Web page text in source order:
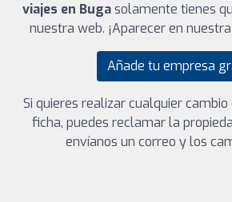
viajes en Bugasolamente tienes
nuestra web. ¡Aparecer en
Añade tu empresa
Si quieres realizar cualquier
ficha, puedes reclamar la
envíanos un correo y los